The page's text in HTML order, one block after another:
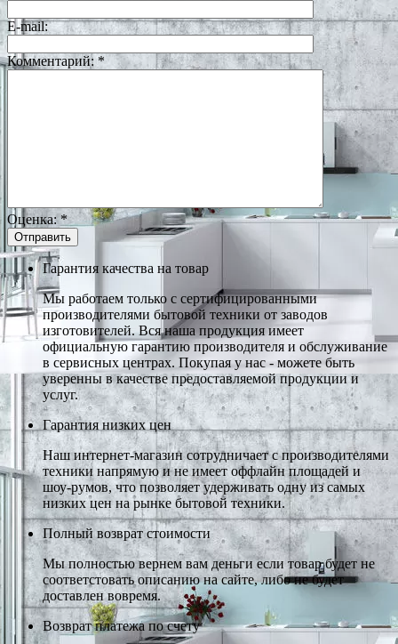
E-mail:
Комментарий:*
Оценка: *
Гарантия качества на товар
Мы работаем только с сертифицированными
производителями бытовой техники от заводов
изготовителей. Вся наша продукция имеет
официальную гарантию производителя и обслуживание
в сервисных центрах. Покупая у нас - можете быть
уверенны в качестве предоставляемой продукции и
услуг.
Гарантия низких цен
Наш интернет-магазин сотрудничает с производителями
техники напрямую и не имеет оффлайн площадей и
шоу-румов, что позволяет удерживать одну из самых
низких цен на рынке бытовой техники.
Полный возврат стоимости
Мы полностью вернем вам деньги если товар будет не
соответстовать описанию на сайте, либо не будет
доставлен вовремя.
Возврат платежа по счету